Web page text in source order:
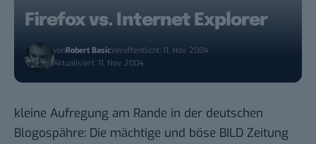
Firefox vs. Internet Explorer
vonRobert BasicVeröffentlicht: 11. Nov. 2004
Aktualisiert: 11. Nov. 2004
kleine Aufregung am Rande in der deutschen
Blogospähre: Die mächtige und böse BILD Zeitung